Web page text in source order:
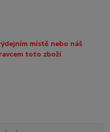
místě nebo náš
toto zboží